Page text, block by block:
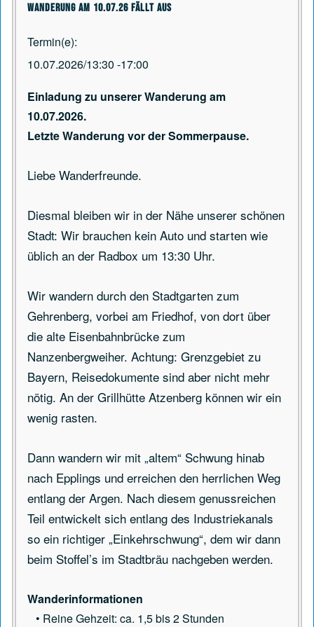
Wanderung am 10.07.26 Fällt aus
Termin(e)
10.07.2026/13:30 -17:00
Einladung zu unserer Wanderung am
10.07.2026.
Letzte Wanderung vor der Sommerpause.
Liebe Wanderfreunde.
Diesmal bleiben wir in der Nähe unserer schönen
Stadt: Wir brauchen kein Auto und starten wie
üblich an der Radbox um 13:30 Uhr.
Wir wandern durch den Stadtgarten zum
Gehrenberg, vorbei am Friedhof, von dort über
die alte Eisenbahnbrücke zum
Nanzenbergweiher. Achtung: Grenzgebiet zu
Bayern, Reisedokumente sind aber nicht mehr
nötig. An der Grillhütte Atzenberg können wir ein
wenig rasten.
Dann wandern wir mit „altem“ Schwung hinab
nach Epplings und erreichen den herrlichen Weg
entlang der Argen. Nach diesem genussreichen
Teil entwickelt sich entlang des Industriekanals
so ein richtiger „Einkehrschwung“, dem wir dann
beim Stoffel’s im Stadtbräu nachgeben werden.
Wanderinformationen
• Reine Gehzeit: ca. 1,5 bis 2 Stunden